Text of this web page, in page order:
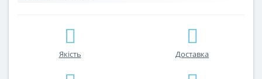
Якість Доставка